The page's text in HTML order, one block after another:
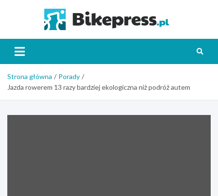
Strona główna
Porady
Jazda rowerem 13 razy bardziej ekologiczna niż podróż autem